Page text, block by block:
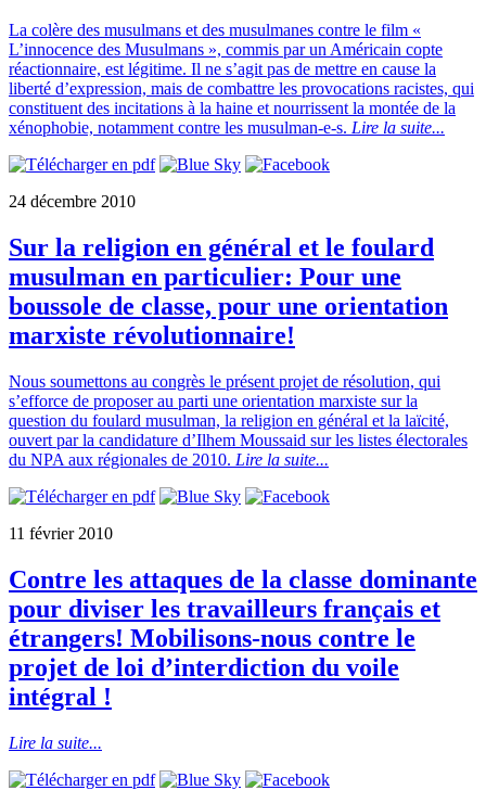
La colère des musulmans et des musulmanes contre le film «
L’innocence des Musulmans », commis par un Américain copte
réactionnaire, est légitime. Il ne s’agit pas de mettre en cause la
liberté d’expression, mais de combattre les provocations racistes, qui
constituent des incitations à la haine et nourrissent la montée de la
xénophobie, notamment contre les musulman-e-s. Lire la suite...
24 décembre 2010
Sur la religion en général et le foulard
musulman en particulier: Pour une
boussole de classe, pour une orientation
marxiste révolutionnaire!
Nous soumettons au congrès le présent projet de résolution, qui
s’efforce de proposer au parti une orientation marxiste sur la
question du foulard musulman, la religion en général et la laïcité,
ouvert par la candidature d’Ilhem Moussaid sur les listes électorales
du NPA aux régionales de 2010. Lire la suite...
11 février 2010
Contre les attaques de la classe dominante
pour diviser les travailleurs français et
étrangers! Mobilisons-nous contre le
projet de loi d’interdiction du voile
intégral !
Lire la suite...